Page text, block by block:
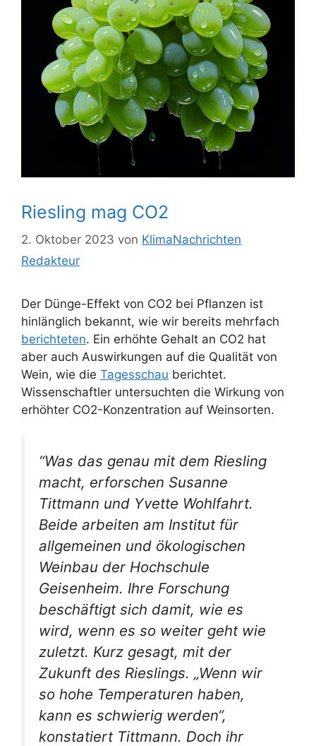
Riesling mag CO2
2. Oktober 2023 von KlimaNachrichten
Redakteur
Der Dünge-Effekt von CO2 bei Pflanzen ist
hinlänglich bekannt, wie wir bereits mehrfach
berichteten. Ein erhöhte Gehalt an CO2 hat
aber auch Auswirkungen auf die Qualität von
Wein, wie die Tagesschau berichtet.
Wissenschaftler untersuchten die Wirkung von
erhöhter CO2-Konzentration auf Weinsorten.
“Was das genau mit dem Riesling
macht, erforschen Susanne
Tittmann und Yvette Wohlfahrt.
Beide arbeiten am Institut für
allgemeinen und ökologischen
Weinbau der Hochschule
Geisenheim. Ihre Forschung
beschäftigt sich damit, wie es
wird, wenn es so weiter geht wie
zuletzt. Kurz gesagt, mit der
Zukunft des Rieslings. „Wenn wir
so hohe Temperaturen haben,
kann es schwierig werden“,
konstatiert Tittmann. Doch ihr